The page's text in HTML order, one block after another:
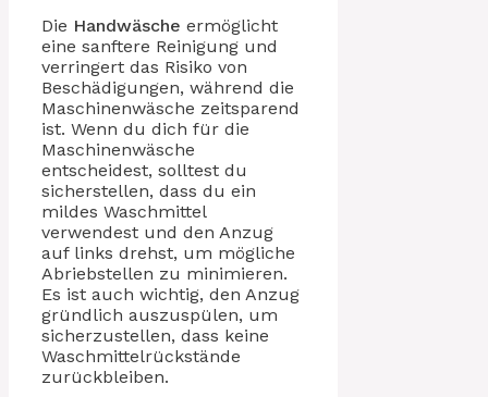
Die Handwäsche ermöglicht
eine sanftere Reinigung und
verringert das Risiko von
Beschädigungen, während die
Maschinenwäsche zeitsparend
ist. Wenn du dich für die
Maschinenwäsche
entscheidest, solltest du
sicherstellen, dass du ein
mildes Waschmittel
verwendest und den Anzug
auf links drehst, um mögliche
Abriebstellen zu minimieren.
Es ist auch wichtig, den Anzug
gründlich auszuspülen, um
sicherzustellen, dass keine
Waschmittelrückstände
zurückbleiben.